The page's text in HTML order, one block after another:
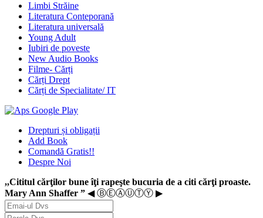
Limbi Străine
Literatura Conteporană
Literatura universală
Young Adult
Iubiri de poveste
New Audio Books
Filme- Cărți
Cărți Drept
Cărți de Specialitate/ IT
Drepturi și obligații
Add Book
Comandă Gratis!!
Despre Noi
,,Cititul cărţilor bune îţi rapeşte bucuria de a citi cărţi proaste.
Mary Ann Shaffer ” ◀ ⒷⒺⒶⓊⓉⓎ ▶